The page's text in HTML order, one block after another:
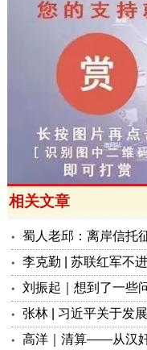
相关文章
蜀人老邱：离岸信托
刘振起｜想到了一些
张林 | 习近平关于发
高洋｜清算——从汉